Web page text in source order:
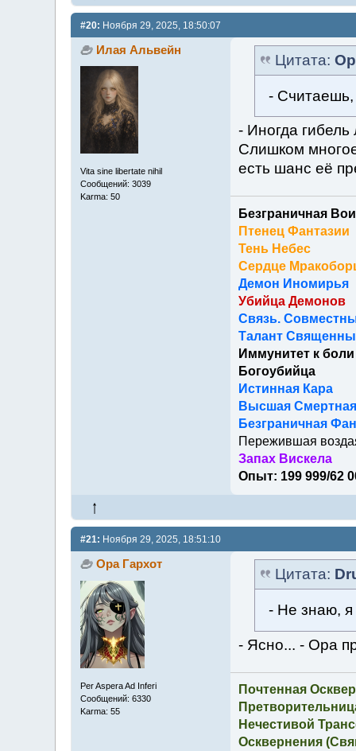
#20: Ноября 29, 2025, 18:50:07
Илая Альвейн
Vita sine libertate nihil
Сообщений: 3039
Karma: 50
Цитата:
- Считаешь,
- Иногда
Слишком
есть шанс её
Безграничная
Птенец Фантазии
Тень Небес
Сердце
Демон Иномирья
Убийца Демонов
Связь.
Талант
Иммунитет к боли
Богоубийца
Истинная Кара
Высшая Смертная
Безграничная
Пережившая
Запах Вискела
Опыт: 199 999/62
#21: Ноября 29, 2025, 18:51:10
Ора Гархот
Per Aspera Ad Inferi
Сообщений: 6330
Karma: 55
Цитата:
- Не знаю, я
- Ясно... - Ора
Почтенная
Нечестивой
Осквернения